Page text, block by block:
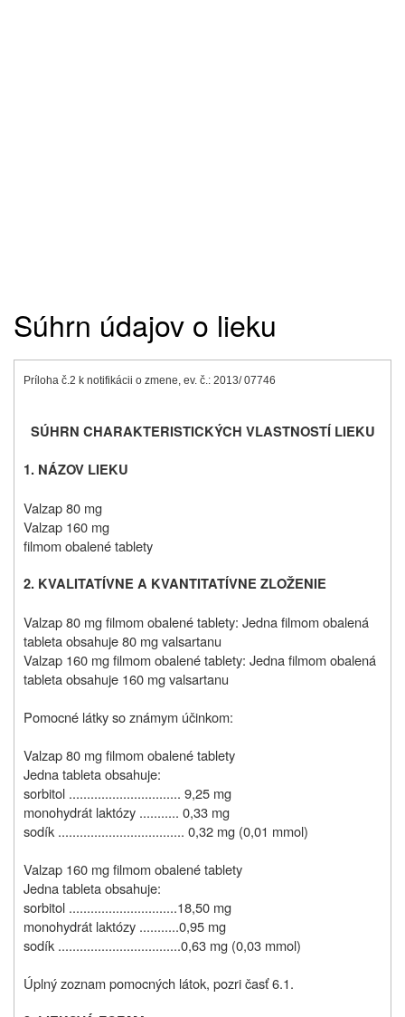
Súhrn údajov o lieku
Príloha č.2 k notifikácii o zmene, ev. č.: 2013/ 07746
SÚHRN CHARAKTERISTICKÝCH VLASTNOSTÍ LIEKU
1. NÁZOV LIEKU
Valzap 80 mg
Valzap 160 mg
filmom obalené tablety
2. KVALITATÍVNE A KVANTITATÍVNE ZLOŽENIE
Valzap 80 mg filmom obalené tablety: Jedna filmom obalená
tableta obsahuje 80 mg valsartanu
Valzap 160 mg filmom obalené tablety: Jedna filmom obalená
tableta obsahuje 160 mg valsartanu
Pomocné látky so známym účinkom:
Valzap 80 mg filmom obalené tablety
Jedna tableta obsahuje:
sorbitol ............................... 9,25 mg
monohydrát laktózy ........... 0,33 mg
sodík ................................... 0,32 mg (0,01 mmol)
Valzap 160 mg filmom obalené tablety
Jedna tableta obsahuje:
sorbitol ..............................18,50 mg
monohydrát laktózy ...........0,95 mg
sodík ..................................0,63 mg (0,03 mmol)
Úplný zoznam pomocných látok, pozri časť 6.1.